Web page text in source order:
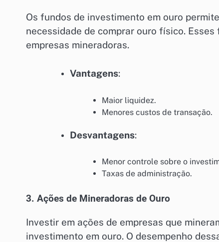
Os fundos de investimento em ouro
necessidade de comprar ouro físico.
empresas mineradoras.
Vantagens:
Maior liquidez.
Menores custos de transação.
Desvantagens:
Menor controle sobre o
Taxas de administração.
3. Ações de Mineradoras de Ouro
Investir em ações de empresas que
investimento em ouro. O desempenho